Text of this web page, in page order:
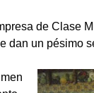
de Clase
dan un pésimo